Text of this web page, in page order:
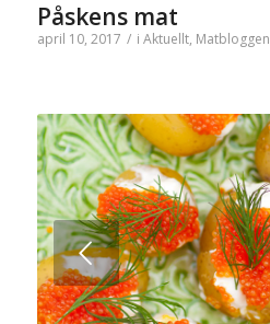
Påskens mat
april 10, 2017 / i Aktuellt, Matbloggen
Nästa